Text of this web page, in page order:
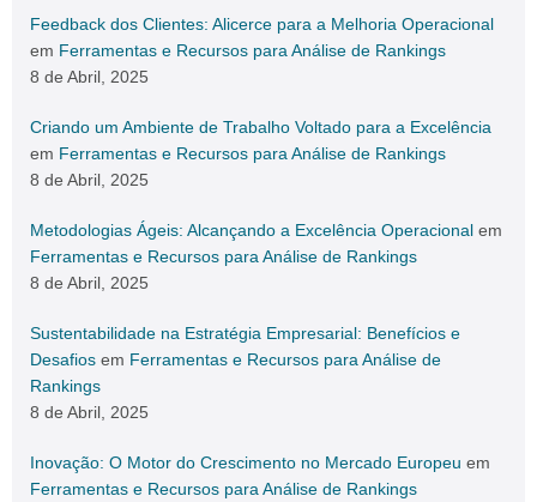
Feedback dos Clientes: Alicerce para a Melhoria Operacional
em Ferramentas e Recursos para Análise de Rankings
8 de Abril, 2025
Criando um Ambiente de Trabalho Voltado para a Excelência
em Ferramentas e Recursos para Análise de Rankings
8 de Abril, 2025
Metodologias Ágeis: Alcançando a Excelência Operacional em
Ferramentas e Recursos para Análise de Rankings
8 de Abril, 2025
Sustentabilidade na Estratégia Empresarial: Benefícios e
Desafios em Ferramentas e Recursos para Análise de
Rankings
8 de Abril, 2025
Inovação: O Motor do Crescimento no Mercado Europeu em
Ferramentas e Recursos para Análise de Rankings